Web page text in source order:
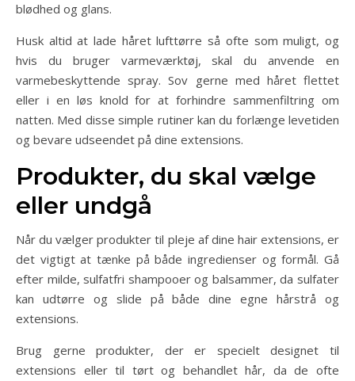
blødhed og glans.
Husk altid at lade håret lufttørre så ofte som muligt, og
hvis du bruger varmeværktøj, skal du anvende en
varmebeskyttende spray. Sov gerne med håret flettet
eller i en løs knold for at forhindre sammenfiltring om
natten. Med disse simple rutiner kan du forlænge levetiden
og bevare udseendet på dine extensions.
Produkter, du skal vælge
eller undgå
Når du vælger produkter til pleje af dine hair extensions, er
det vigtigt at tænke på både ingredienser og formål. Gå
efter milde, sulfatfri shampooer og balsammer, da sulfater
kan udtørre og slide på både dine egne hårstrå og
extensions.
Brug gerne produkter, der er specielt designet til
extensions eller til tørt og behandlet hår, da de ofte